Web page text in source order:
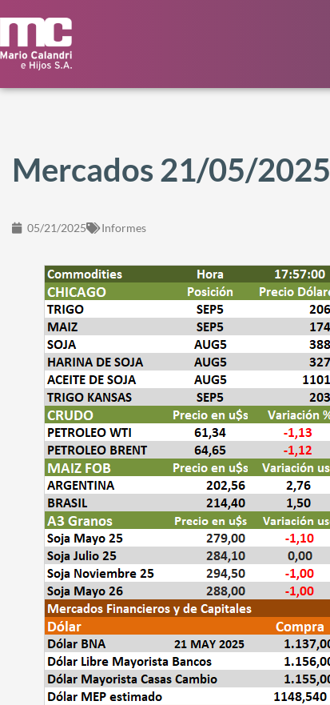
Mercados 21/05/2025
05/21/2025 Informes